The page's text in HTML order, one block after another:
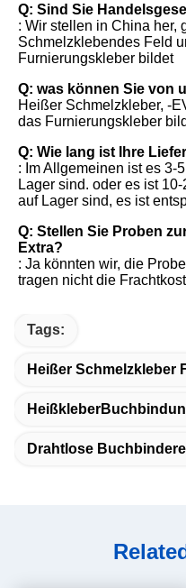
Q: Sind Sie
: Wir stellen in China her,
Schmelzklebendes Feld
Furnierungskleber bildet
Q: was können Sie von
Heißer Schmelzkleber, -
das Furnierungskleber
Q: Wie lang ist Ihre
: Im Allgemeinen ist es 3-
Lager sind. oder es ist
auf Lager sind, es ist
Q: Stellen Sie Proben
Extra?
: Ja könnten wir, die
tragen nicht die
Tags:
Heißer Schmelzkleber
Drahtlose